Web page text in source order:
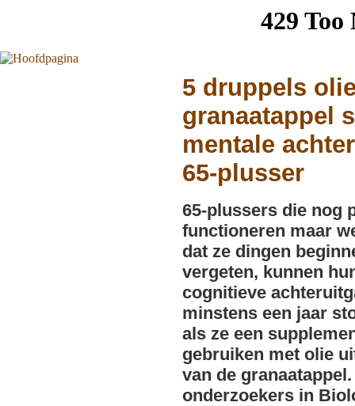
5 druppels
granaatappel
mentale
65-plusser
65-plussers die nog
functioneren maar
dat ze dingen
vergeten, kunnen
cognitieve
minstens een jaar
als ze een
gebruiken met olie
van de
onderzoekers in